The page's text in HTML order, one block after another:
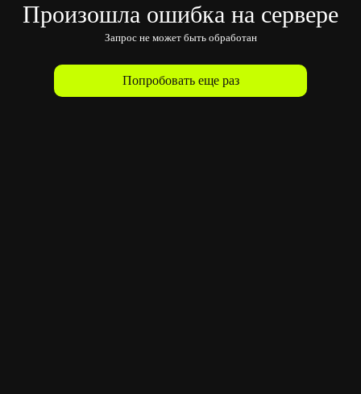
Произошла ошибка на сервере
Запрос не может быть обработан
Попробовать еще раз